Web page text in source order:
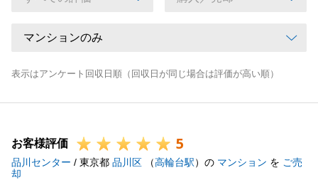
表示はアンケート回収日順（回収日が同じ場合は評価が高い順）
お客様評価 5
品川センター / 東京都 品川区 （高輪台駅）の マンション を ご売
却